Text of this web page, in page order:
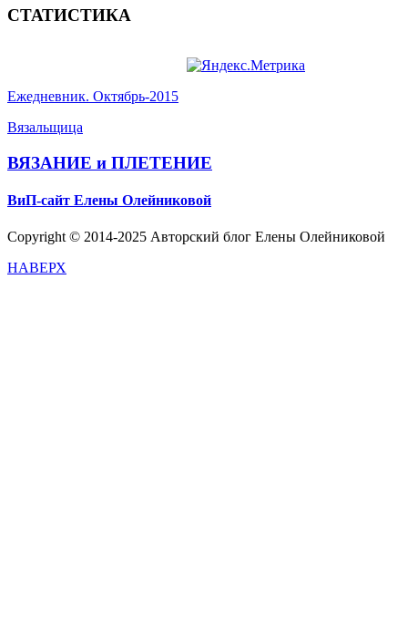
СТАТИСТИКА
Ежедневник. Октябрь-2015
Вязальщица
ВЯЗАНИЕ и ПЛЕТЕНИЕ
ВиП-сайт Елены Олейниковой
Copyright © 2014-2025 Авторский блог Елены Олейниковой
НАВЕРХ